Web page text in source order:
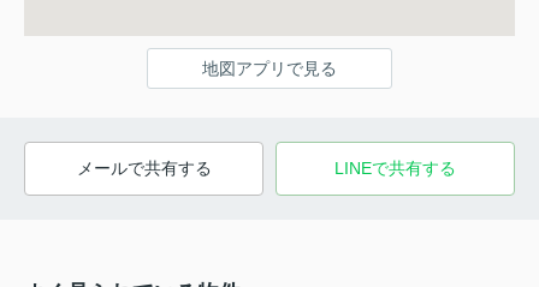
地図アプリで見る
メールで共有する LINEで共有する